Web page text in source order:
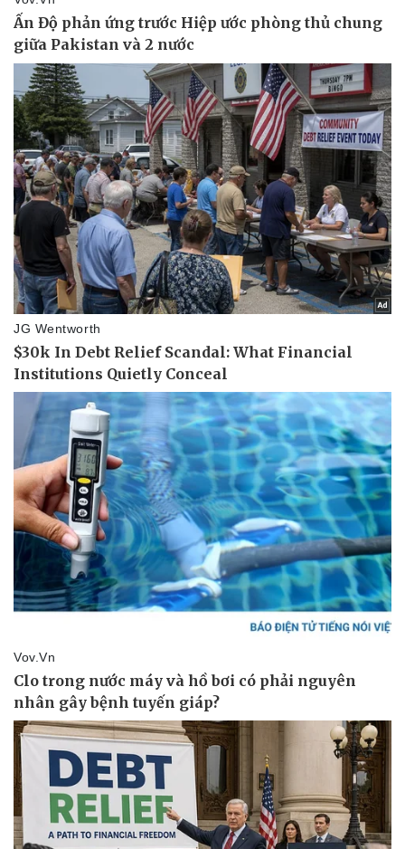
Pháp luật
Vụ án
Tin nóng
Quân sự - Quốc phòng
Vũ khí
Việt Nam